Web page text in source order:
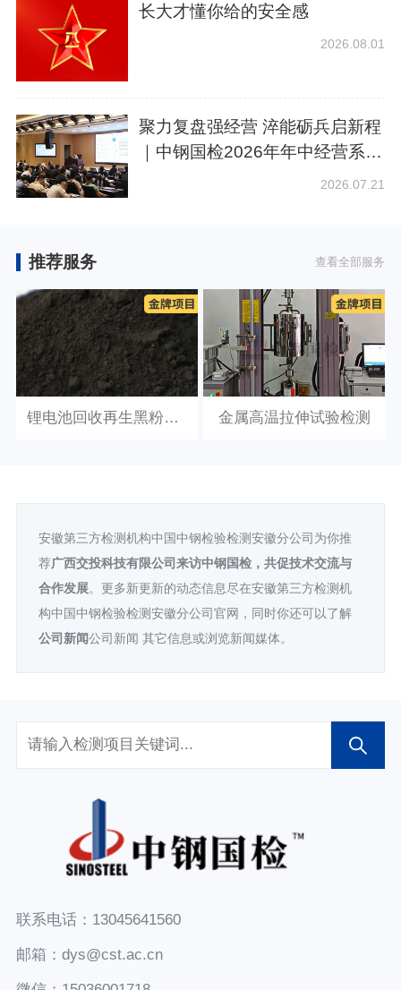
长大才懂你给的安全感
2026.08.01
聚力复盘强经营 淬能砺兵启新程
｜中钢国检2026年年中经营系列
2026.07.21
推荐服务 查看全部服务
锂电池回收再生黑粉检测 金属高温拉伸试验检测
安徽第三方检测机构中国中钢检验检测安徽分公司为你推
荐广西交投科技有限公司来访中钢国检，共促技术交流与
合作发展。更多新更新的动态信息尽在安徽第三方检测机
构中国中钢检验检测安徽分公司官网，同时你还可以了解
公司新闻公司新闻 其它信息或浏览新闻媒体。
联系电话：13045641560
邮箱：dys@cst.ac.cn